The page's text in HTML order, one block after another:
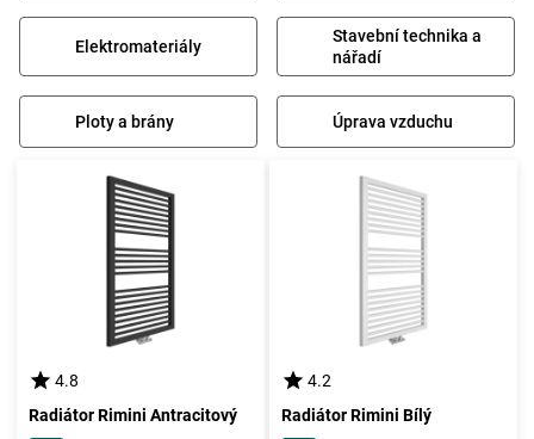
Elektromateriály
Stavební technika a
nářadí
Ploty a brány Úprava vzduchu
4.8
Radiátor Rimini Antracitový
4.2
Radiátor Rimini Bílý